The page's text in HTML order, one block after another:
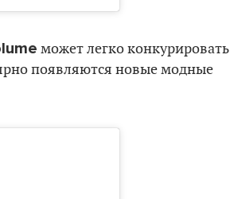
может легко конкурировать
появляются новые модные